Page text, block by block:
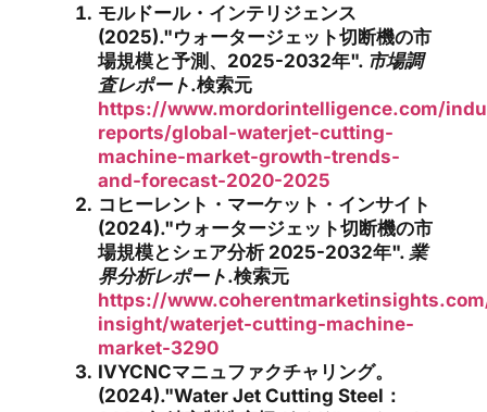
モルドール・インテリジェンス
(2025)."ウォータージェット切断機の市
場規模と予測、2025-2032年". 市場調
査レポート.検索元
https://www.mordorintelligence.com/
reports/global-waterjet-cutting-
machine-market-growth-trends-
and-forecast-2020-2025
コヒーレント・マーケット・インサイト
(2024)."ウォータージェット切断機の市
場規模とシェア分析 2025-2032年". 業
界分析レポート.検索元
https://
insight/waterjet-cutting-machine-
market-3290
IVYCNCマニュファクチャリング。
(2024)."Water Jet Cutting Steel：